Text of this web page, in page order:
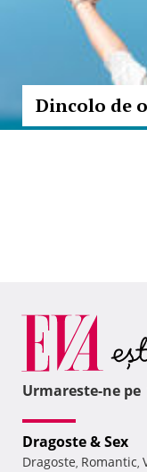
Dincolo de
Urmareste-ne pe
Dragoste & Sex
Dragoste, Romantic,